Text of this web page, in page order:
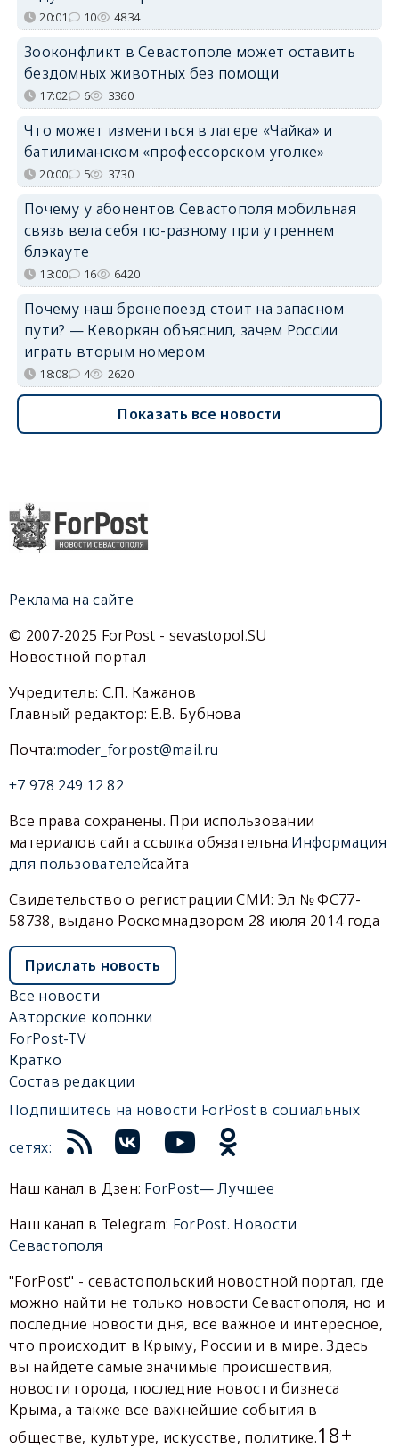
20:01 10 4834
Зооконфликт в Севастополе может оставить
бездомных животных без помощи
17:02 6 3360
Что может измениться в лагере «Чайка» и
батилиманском «профессорском уголке»
20:00 5 3730
Почему у абонентов Севастополя мобильная
связь вела себя по-разному при утреннем
блэкауте
13:00 16 6420
Почему наш бронепоезд стоит на запасном
пути? — Кеворкян объяснил, зачем России
играть вторым номером
18:08 4 2620
Показать все новости
Реклама на сайте
© 2007-2025 ForPost - sevastopol.SU
Новостной портал
Учредитель: С.П. Кажанов
Главный редактор: Е.В. Бубнова
Почта:moder_forpost@mail.ru
+7 978 249 12 82
Все права сохранены. При использовании
материалов сайта ссылка обязательна.Информация
для пользователейсайта
Свидетельство о регистрации СМИ: Эл № ФС77-
58738, выдано Роскомнадзором 28 июля 2014 года
Прислать новость
Все новости
Авторские колонки
ForPost-TV
Кратко
Состав редакции
Подпишитесь на новости ForPost в социальных
сетях:
Наш канал в Дзен: ForPost— Лучшее
Наш канал в Telegram: ForPost. Новости
Севастополя
"ForPost" - севастопольский новостной портал, где
можно найти не только новости Севастополя, но и
последние новости дня, все важное и интересное,
что происходит в Крыму, России и в мире. Здесь
вы найдете самые значимые происшествия,
новости города, последние новости бизнеса
Крыма, а также все важнейшие события в
обществе, культуре, искусстве, политике.18+